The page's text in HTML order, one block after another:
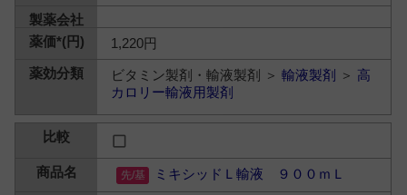
1,220円
ビタミン製剤・輸液製剤 ＞輸液製剤 ＞ 高
カロリー輸液用製剤
ミキシッドＬ輸液 ９００ｍＬ